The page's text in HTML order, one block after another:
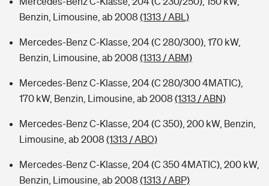
Benzin, Limousine, ab 2008 (1313 / ABL)
Mercedes-Benz C-Klasse, 204 (C 280/300), 170 kW,
Benzin, Limousine, ab 2008 (1313 / ABM)
Mercedes-Benz C-Klasse, 204 (C 280/300 4MATIC),
170 kW, Benzin, Limousine, ab 2008 (1313 / ABN)
Mercedes-Benz C-Klasse, 204 (C 350), 200 kW, Benzin,
Limousine, ab 2008 (1313 / ABO)
Mercedes-Benz C-Klasse, 204 (C 350 4MATIC), 200 kW,
Benzin, Limousine, ab 2008 (1313 / ABP)